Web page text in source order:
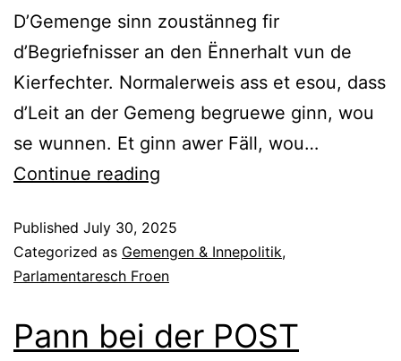
D’Gemenge sinn zoustänneg fir
d’Begriefnisser an den Ënnerhalt vun de
Kierfechter. Normalerweis ass et esou, dass
d’Leit an der Gemeng begruewe ginn, wou
se wunnen. Et ginn awer Fäll, wou…
Continue reading
Published July 30, 2025
Categorized as Gemengen & Innepolitik,
Parlamentaresch Froen
Pann bei der POST